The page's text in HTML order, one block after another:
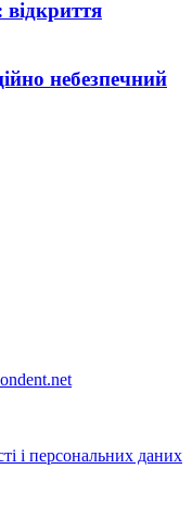
небезпечний
і персональних даних